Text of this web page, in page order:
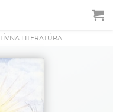
LITERATÚRA